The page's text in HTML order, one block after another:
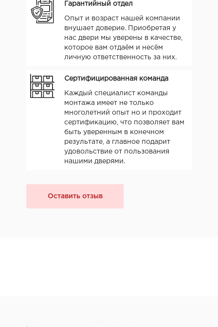
Гарантийный отдел
Опыт и возраст нашей компании
внушает доверие. Приобретая у
нас двери мы уверены в качестве,
которое вам отдаём и несём
личную ответственность за них.
Сертифицированная команда
Каждый специалист команды
монтажа имеет не только
многолетний опыт но и проходит
сертификацию, что позволяет вам
быть уверенным в конечном
результате, а главное подарит
удовольствие от пользования
нашими дверями.
Оставить отзыв